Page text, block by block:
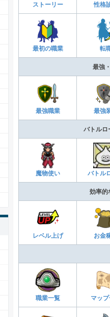
ストーリー 性格
最初の職業 転
最強
最強職業 最強
バトルロ
魔物使い バトル
効率的
レベル上げ お金
職業一覧 マッ